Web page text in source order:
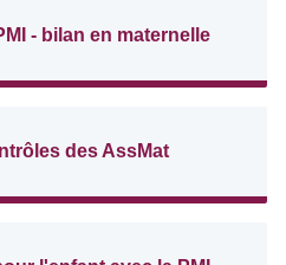
- bilan en maternelle
des AssMat